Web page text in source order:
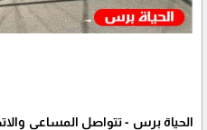
الحياة برس - تتواصل المساعي